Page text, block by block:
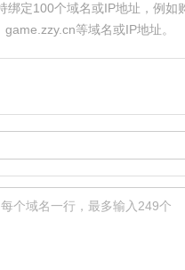
绑定100个域名或IP地址，例
等域名或IP地址。